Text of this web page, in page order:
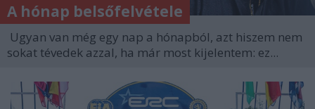
A hónap belsőfelvétele
Ugyan van még egy nap a hónapból, azt hiszem nem
sokat tévedek azzal, ha már most kijelentem: ez...